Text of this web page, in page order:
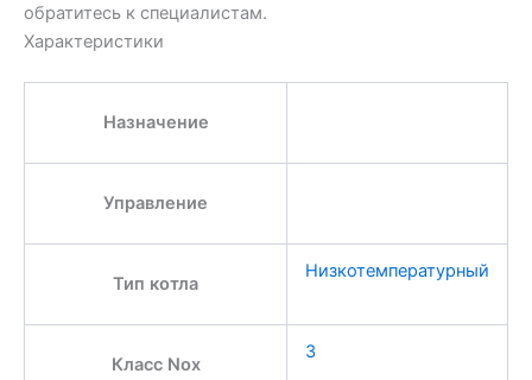
обратитесь к специалистам.
Характеристики
Назначение
Управление
Тип котла
Низкотемпературный
Класс Nox
3